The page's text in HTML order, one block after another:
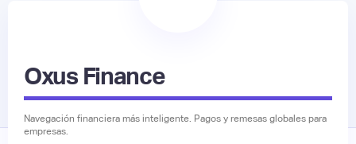
Oxus Finance
Navegación financiera más inteligente. Pagos y remesas globales para
empresas.